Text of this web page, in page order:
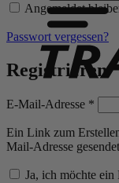
Angemeldet
Passwort vergessen?
Registrieren
E-Mail-Adresse *
Ein Link zum
Mail-Adresse
Ja, ich möchte